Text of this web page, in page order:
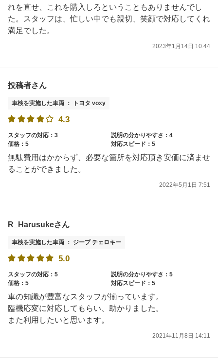
れを直せ、これを購入しろということもありませんでし
た。スタッフは、忙しい中でも親切、笑顔で対応してくれ
満足でした。
2023年1月14日 10:44
投稿者さん
車検を実施した車両 ： トヨタ voxy
4.3
スタッフの対応：3
説明の分かりやすさ：4
価格：5
対応スピード：5
無駄費用はかからず、必要な箇所を対応頂き安価に済ませ
ることができました。
2022年5月1日 7:51
R_Harusukeさん
車検を実施した車両 ： ジープ チェロキー
5.0
スタッフの対応：5
説明の分かりやすさ：5
価格：5
対応スピード：5
車の知識が豊富なスタッフが揃っています。
臨機応変に対応してもらい、助かりました。
また利用したいと思います。
2021年11月8日 14:11